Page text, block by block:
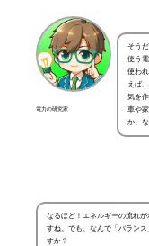
電力の研究家
そう
使う
使わ
えば
気を
車や
か、
なるほど！エネルギーの流れ
すね。でも、なんで「バラン
すか？